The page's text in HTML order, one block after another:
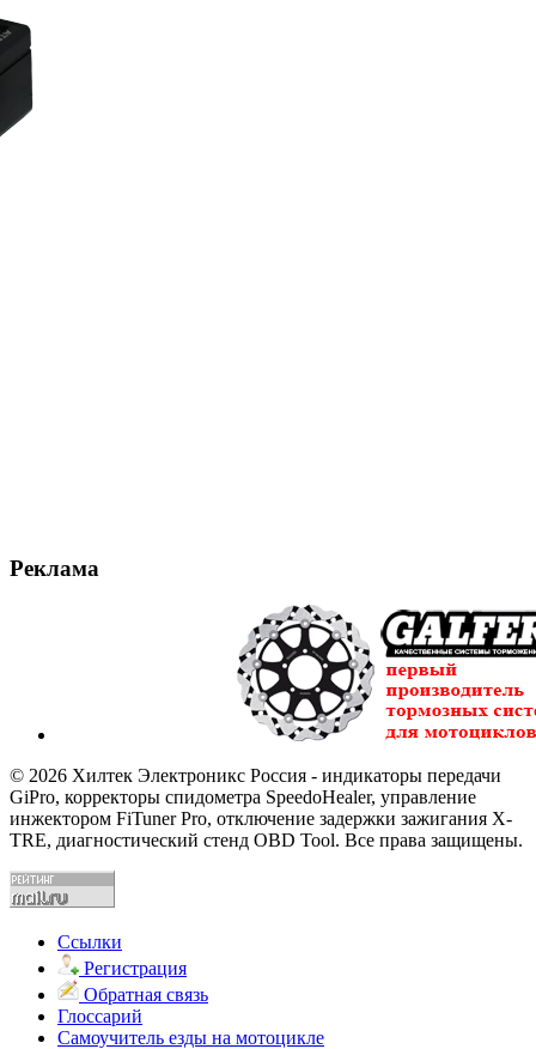
Реклама
© 2026 Хилтек Электроникс Россия - индикаторы передачи
GiPro, корректоры спидометра SpeedoHealer, управление
инжектором FiTuner Pro, отключение задержки зажигания X-
TRE, диагностический стенд OBD Tool. Все права защищены.
Ссылки
Регистрация
Обратная связь
Глоссарий
Самоучитель езды на мотоцикле